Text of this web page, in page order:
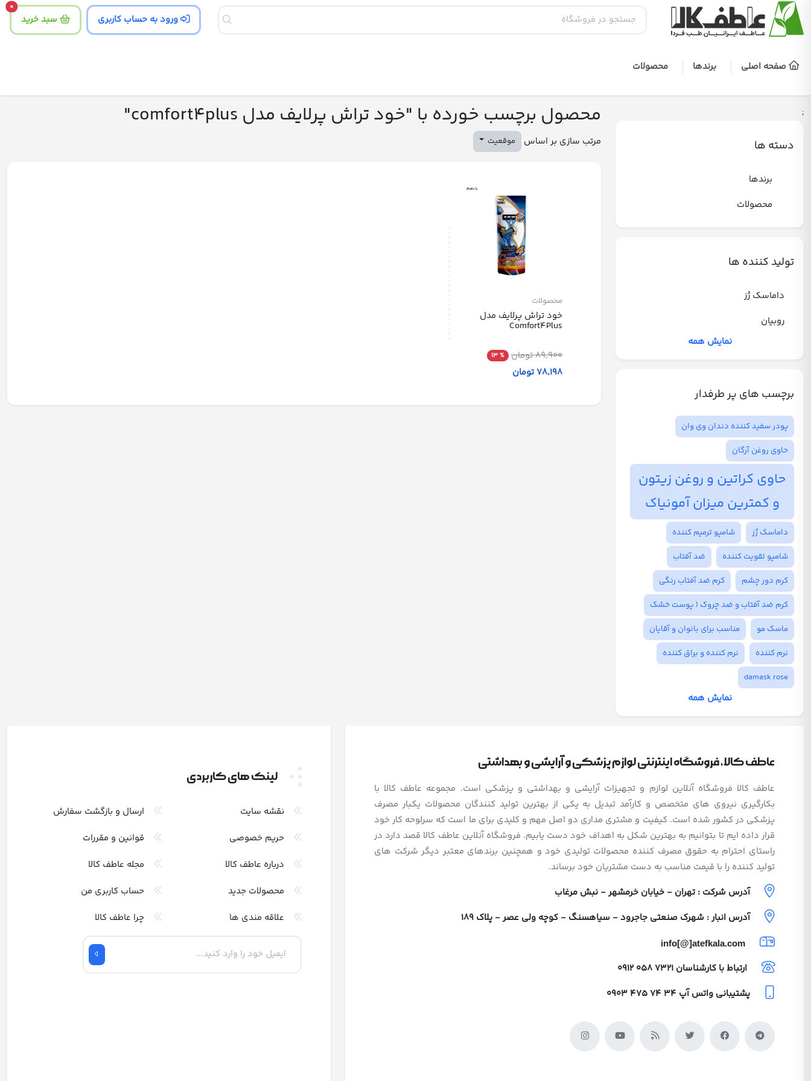
ورود به حساب کاربری سبد خرید
0
صفحه اصلی برندها محصولات
;
دسته ها
برندها
محصولات
تولید کننده ها
داماسک رُز
روبیان
نمایش همه
برچسب های پر طرفدار
پودر سفید کننده دندان وی وان
حاوی روغن آرگان
حاوی کراتین و روغن زیتون
و کمترین میزان آمونیاک
داماسک رُز
شامپو ترمیم کننده
شامپو تقویت کننده
ضد آفتاب
کرم دور چشم
کرم ضد آفتاب رنگی
کرم ضد آفتاب و ضد چروک ( پوست خشک
ماسک مو
مناسب برای بانوان و آقایان
نرم کننده
نرم کننده و براق کننده
damask rose
نمایش همه
محصول برچسب خورده با "خود تراش پرلایف مدل comfort4plus"
مرتب سازی بر اساس موقعیت
محصولات
خود تراش پرلایف مدل
Comfort4Plus
89٬900 تومان % 13
78٬198 تومان
عاطف کالا، فروشگاه اینترنتی لوازم پزشکی و آرایشی و بهداشتی
عاطف کالا فروشگاه آنلاین لوازم و تجهیزات آرایشی و بهداشتی و پزشکی است. مجموعه عاطف کالا با
بکارگیری نیروی های متخصص و کارآمد تبدیل به یکی از بهترین تولید کنندگان محصولات یکبار مصرف
پزشکی در کشور شده است. کیفیت و مشتری مداری دو اصل مهم و کلیدی برای ما است که سرلوحه کار خود
قرار داده ایم تا بتوانیم به بهترین شکل به اهداف خود دست یابیم. فروشگاه آنلاین عاطف کالا قصد دارد در
راستای احترام به حقوق مصرف کننده محصولات تولیدی خود و همچنین برندهای معتبر دیگر شرکت های
تولید کننده را با قیمت مناسب به دست مشتریان خود برساند.
آدرس شرکت : تهران - خیابان خرمشهر - نبش مرغاب
آدرس انبار : شهرک صنعتی جاجرود - سیاهسنگ - کوچه ولی عصر - پلاک 189
info[@]atefkala.com
ارتباط با کارشناسان 0912 058 7321
پشتیبانی واتس آپ 0903 475 74 34
لینک های کاربردی
نقشه سایت
ارسال و بازگشت سفارش
حریم خصوصی
قوانین و مقررات
درباره عاطف کالا
مجله عاطف کالا
محصولات جدید
حساب کاربری من
علاقه مندی ها
چرا عاطف کالا